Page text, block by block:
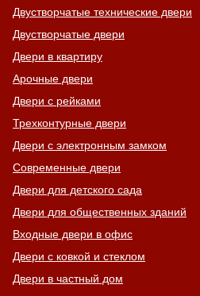
Двустворчатые технические двери
Двустворчатые двери
Двери в квартиру
Арочные двери
Двери с рейками
Трехконтурные двери
Двери с электронным замком
Современные двери
Двери для детского сада
Двери для общественных зданий
Входные двери в офис
Двери с ковкой и стеклом
Двери в частный дом